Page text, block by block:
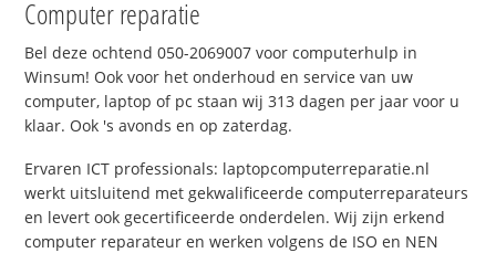
Computer reparatie
Bel deze ochtend 050-2069007 voor computerhulp in
Winsum! Ook voor het onderhoud en service van uw
computer, laptop of pc staan wij 313 dagen per jaar voor u
klaar. Ook 's avonds en op zaterdag.
Ervaren ICT professionals: laptopcomputerreparatie.nl
werkt uitsluitend met gekwalificeerde computerreparateurs
en levert ook gecertificeerde onderdelen. Wij zijn erkend
computer reparateur en werken volgens de ISO en NEN